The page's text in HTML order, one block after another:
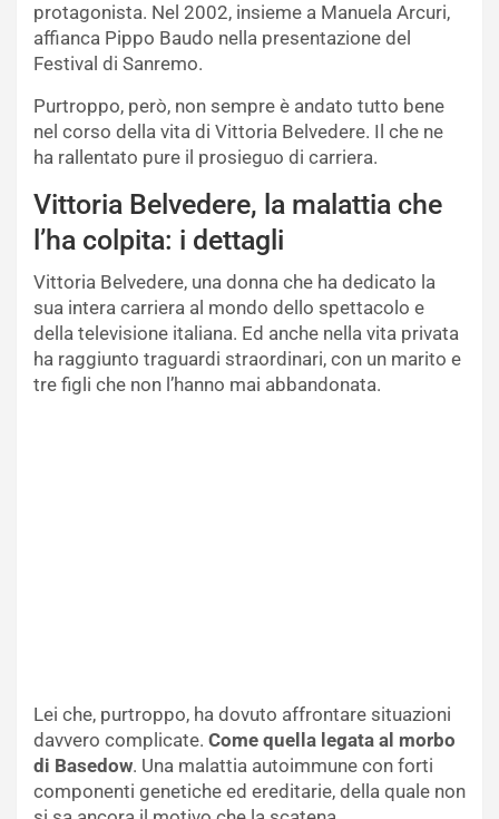
protagonista. Nel 2002, insieme a Manuela Arcuri,
affianca Pippo Baudo nella presentazione del
Festival di Sanremo.
Purtroppo, però, non sempre è andato tutto bene
nel corso della vita di Vittoria Belvedere. Il che ne
ha rallentato pure il prosieguo di carriera.
Vittoria Belvedere, la malattia che
l’ha colpita: i dettagli
Vittoria Belvedere, una donna che ha dedicato la
sua intera carriera al mondo dello spettacolo e
della televisione italiana. Ed anche nella vita privata
ha raggiunto traguardi straordinari, con un marito e
tre figli che non l’hanno mai abbandonata.
Lei che, purtroppo, ha dovuto affrontare situazioni
davvero complicate. Come quella legata al morbo
di Basedow. Una malattia autoimmune con forti
componenti genetiche ed ereditarie, della quale non